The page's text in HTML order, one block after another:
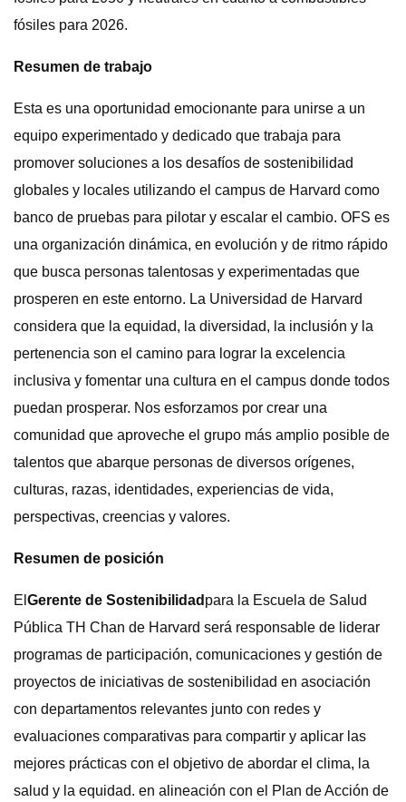
fósiles para 2026.
Resumen de trabajo
Esta es una oportunidad emocionante para unirse a un
equipo experimentado y dedicado que trabaja para
promover soluciones a los desafíos de sostenibilidad
globales y locales utilizando el campus de Harvard como
banco de pruebas para pilotar y escalar el cambio. OFS es
una organización dinámica, en evolución y de ritmo rápido
que busca personas talentosas y experimentadas que
prosperen en este entorno. La Universidad de Harvard
considera que la equidad, la diversidad, la inclusión y la
pertenencia son el camino para lograr la excelencia
inclusiva y fomentar una cultura en el campus donde todos
puedan prosperar. Nos esforzamos por crear una
comunidad que aproveche el grupo más amplio posible de
talentos que abarque personas de diversos orígenes,
culturas, razas, identidades, experiencias de vida,
perspectivas, creencias y valores.
Resumen de posición
El Gerente de Sostenibilidad para la Escuela de Salud
Pública TH Chan de Harvard será responsable de liderar
programas de participación, comunicaciones y gestión de
proyectos de iniciativas de sostenibilidad en asociación
con departamentos relevantes junto con redes y
evaluaciones comparativas para compartir y aplicar las
mejores prácticas con el objetivo de abordar el clima, la
salud y la equidad. en alineación con el Plan de Acción de